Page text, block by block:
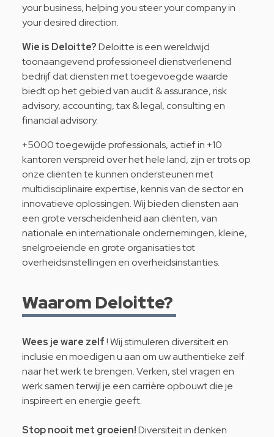
your business, helping you steer your company in
your desired direction.
Wie is Deloitte?Deloitte is een wereldwijd
toonaangevend professioneel dienstverlenend
bedrijf dat diensten met toegevoegde waarde
biedt op het gebied van audit & assurance, risk
advisory, accounting, tax & legal, consulting en
financial advisory.
+5000 toegewijde professionals, actief in +10
kantoren verspreid over het hele land, zijn er trots op
onze cliënten te kunnen ondersteunen met
multidisciplinaire expertise, kennis van de sector en
innovatieve oplossingen. Wij bieden diensten aan
een grote verscheidenheid aan cliënten, van
nationale en internationale ondernemingen, kleine,
snelgroeiende en grote organisaties tot
overheidsinstellingen en overheidsinstanties.
Waarom Deloitte?
Wees je ware zelf! Wij stimuleren diversiteit en
inclusie en moedigen u aan om uw authentieke zelf
naar het werk te brengen. Verken, stel vragen en
werk samen terwijl je een carrière opbouwt die je
inspireert en energie geeft.
Stop nooit met groeien!Diversiteit in denken